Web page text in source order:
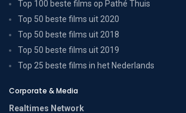
Top 100 beste films op Pathé Thuis
Top 50 beste films uit 2020
Top 50 beste films uit 2018
Top 50 beste films uit 2019
Top 25 beste films in het Nederlands
Corporate & Media
Realtimes Network